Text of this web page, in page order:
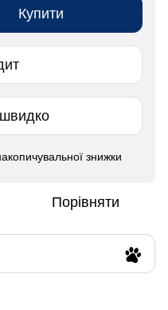
Купити
знижки
Порівняти